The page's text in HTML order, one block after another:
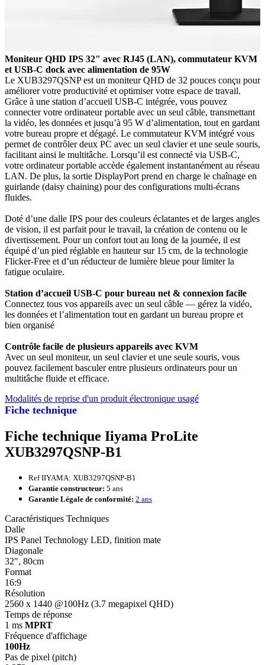
Fiche technique
Moniteur QHD IPS 32" avec RJ45 (LAN), commutateur KVM
et USB-C dock avec alimentation de 95W
Le XUB3297QSNP est un moniteur QHD de 32 pouces conçu pour
améliorer votre productivité et optimiser votre espace de travail.
Grâce à une station d’accueil USB-C intégrée, vous pouvez
connecter votre ordinateur portable avec un seul câble, transmettant
la vidéo, les données et jusqu’à 95 W d’alimentation, tout en gardant
votre bureau propre et dégagé. Le commutateur KVM intégré vous
permet de contrôler deux PC avec un seul clavier et une seule souris,
facilitant ainsi le multitâche. Lorsqu’il est connecté via USB-C,
votre ordinateur portable accède également instantanément au réseau
LAN. De plus, la sortie DisplayPort prend en charge le chaînage en
guirlande (daisy chaining) pour des configurations multi-écrans
fluides.
Doté d’une dalle IPS pour des couleurs éclatantes et de larges angles
de vision, il est parfait pour le travail, la création de contenu ou le
divertissement. Pour un confort tout au long de la journée, il est
équipé d’un pied réglable en hauteur sur 15 cm, de la technologie
Flicker-Free et d’un réducteur de lumière bleue pour limiter la
fatigue oculaire.
Station d’accueil USB-C pour bureau net & connexion facile
Connectez tous vos appareils avec un seul câble — gérez la vidéo,
les données et l’alimentation tout en gardant un bureau propre et
bien organisé
Contrôle facile de plusieurs appareils avec KVM
Avec un seul moniteur, un seul clavier et une seule souris, vous
pouvez facilement basculer entre plusieurs ordinateurs pour un
multitâche fluide et efficace.
Modalités de reprise d'un produit électronique usagé
Fiche technique Iiyama ProLite
XUB3297QSNP-B1
Ref IIYAMA: XUB3297QSNP-B1
Garantie constructeur: 5 ans
Garantie Légale de conformité: 2 ans
Caractéristiques Techniques
Dalle
IPS Panel Technology LED, finition mate
Diagonale
32", 80cm
Format
16:9
Résolution
2560 x 1440 @100Hz (3.7 megapixel QHD)
Temps de réponse
1 ms MPRT
Fréquence d'affichage
100Hz
Pas de pixel (pitch)